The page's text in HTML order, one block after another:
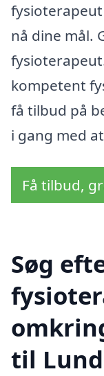
nå dine mål.
kompetent
få tilbud på
i gang med
Få tilbud,
Søg
til